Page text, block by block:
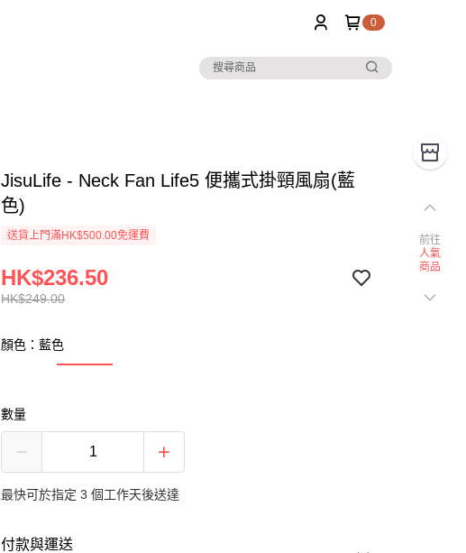
0
JisuLife - Neck Fan Life5 便攜式掛頸風扇(藍
色)
送貨上門滿HK$500.00免運費
HK$249.00
HK$236.50
顏色：藍色
數量
最快可於指定 3 個工作天後送達
付款與運送
前往
人氣
商品